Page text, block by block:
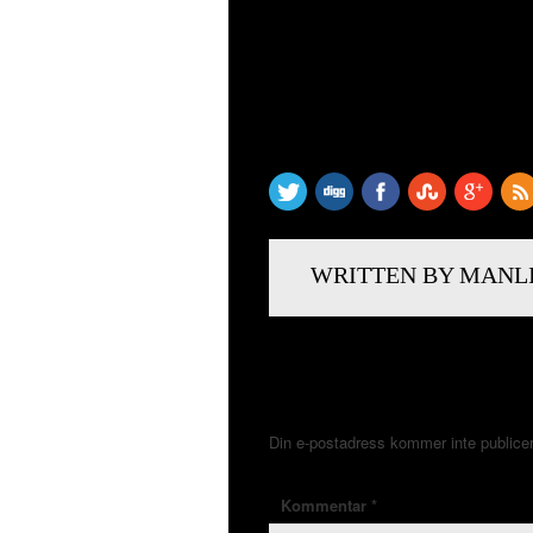
WRITTEN BY
Din e-postadress kommer inte
Kommentar *